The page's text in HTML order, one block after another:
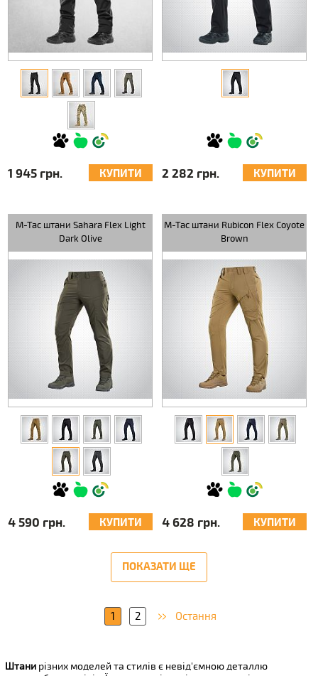
1 945 грн. КУПИТИ 2 282 грн. КУПИТИ
M-Tac штани Sahara Flex Light
Dark Olive
4 590 грн. КУПИТИ
M-Tac штани Rubicon Flex Coyote
Brown
4 628 грн. КУПИТИ
ПОКАЗАТИ ЩЕ
1 2 Остання
Штани різних моделей та стилів є невід'ємною деталлю